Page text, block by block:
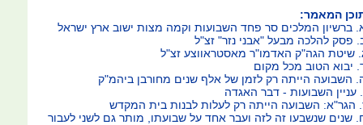
המאמר:
ברשיון המלכים סר פחד השבועות וקמה מצות ישוב ארץ ישראל
פסק להלכה מבעל "אבני נזר" זצ"ל
שיטת הגה"ק האדמו"ר מאסטראווצע זצ"ל
יבוא הטוב מכל מקום
השבועה הייתה רק לזמן של אלף שנים מחורבן ביהמ"ק
עניין השבועות - דבר האגדה
הגר"א: השבועה הייתה רק לעלות לבנות בית המקדש
שנים שנשבעו זה לזה ועבר אחד על שבועתו, מותר גם לשני לעבור